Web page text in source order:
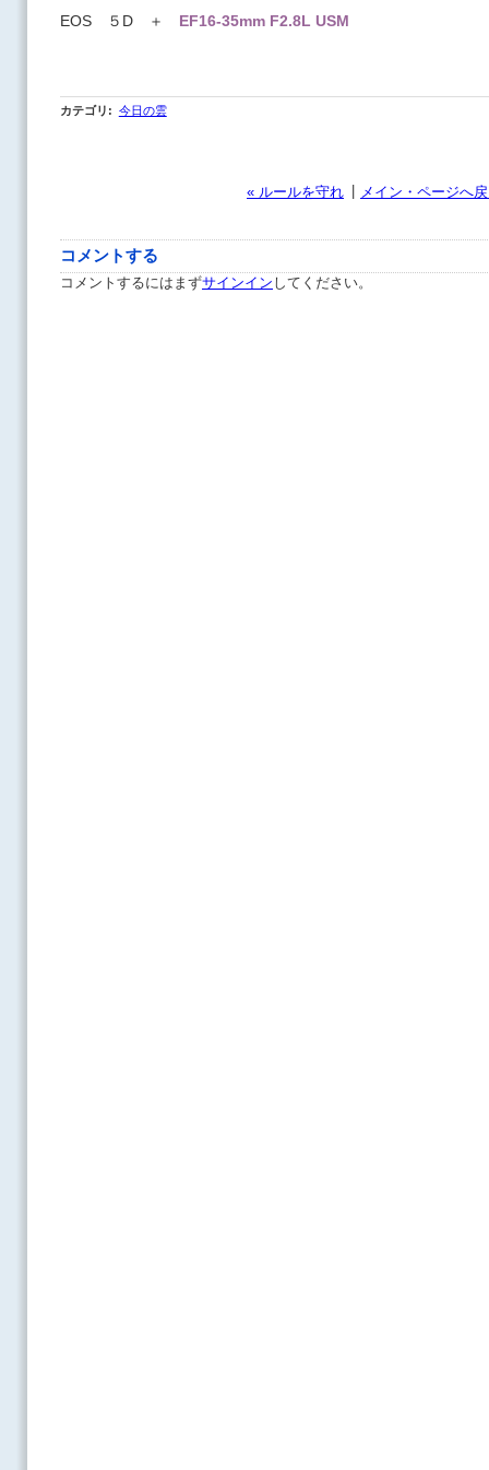
EOS ５D ＋ EF16-35mm F2.8L USM
カテゴリ : 今日の雲
« ルールを守れ | メイン・ページへ
コメントする
コメントするにはまずサインイン してください。